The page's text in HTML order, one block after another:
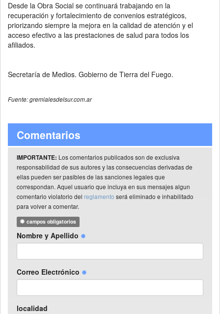
Desde la Obra Social se continuará trabajando en la
recuperación y fortalecimiento de convenios estratégicos,
priorizando siempre la mejora en la calidad de atención y el
acceso efectivo a las prestaciones de salud para todos los
afiliados.
Secretaría de Medios. Gobierno de Tierra del Fuego.
Fuente: gremialesdelsur.com.ar
Comentarios
IMPORTANTE: Los comentarios publicados son de exclusiva
responsabilidad de sus autores y las consecuencias derivadas de
ellas pueden ser pasibles de las sanciones legales que
correspondan. Aquel usuario que incluya en sus mensajes algun
comentario violatorio del reglamento será eliminado e inhabilitado
para volver a comentar.
campos obligatorios
Nombre y Apellido
Correo Electrónico
localidad